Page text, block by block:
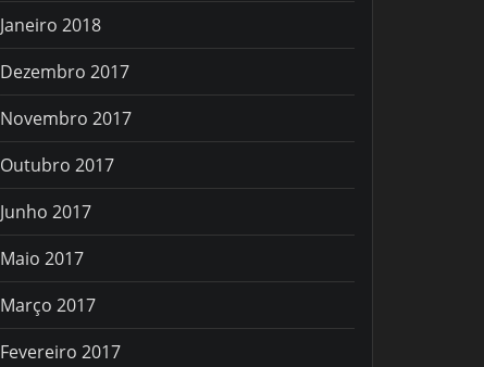
Janeiro 2018
Dezembro 2017
Novembro 2017
Outubro 2017
Junho 2017
Maio 2017
Março 2017
Fevereiro 2017